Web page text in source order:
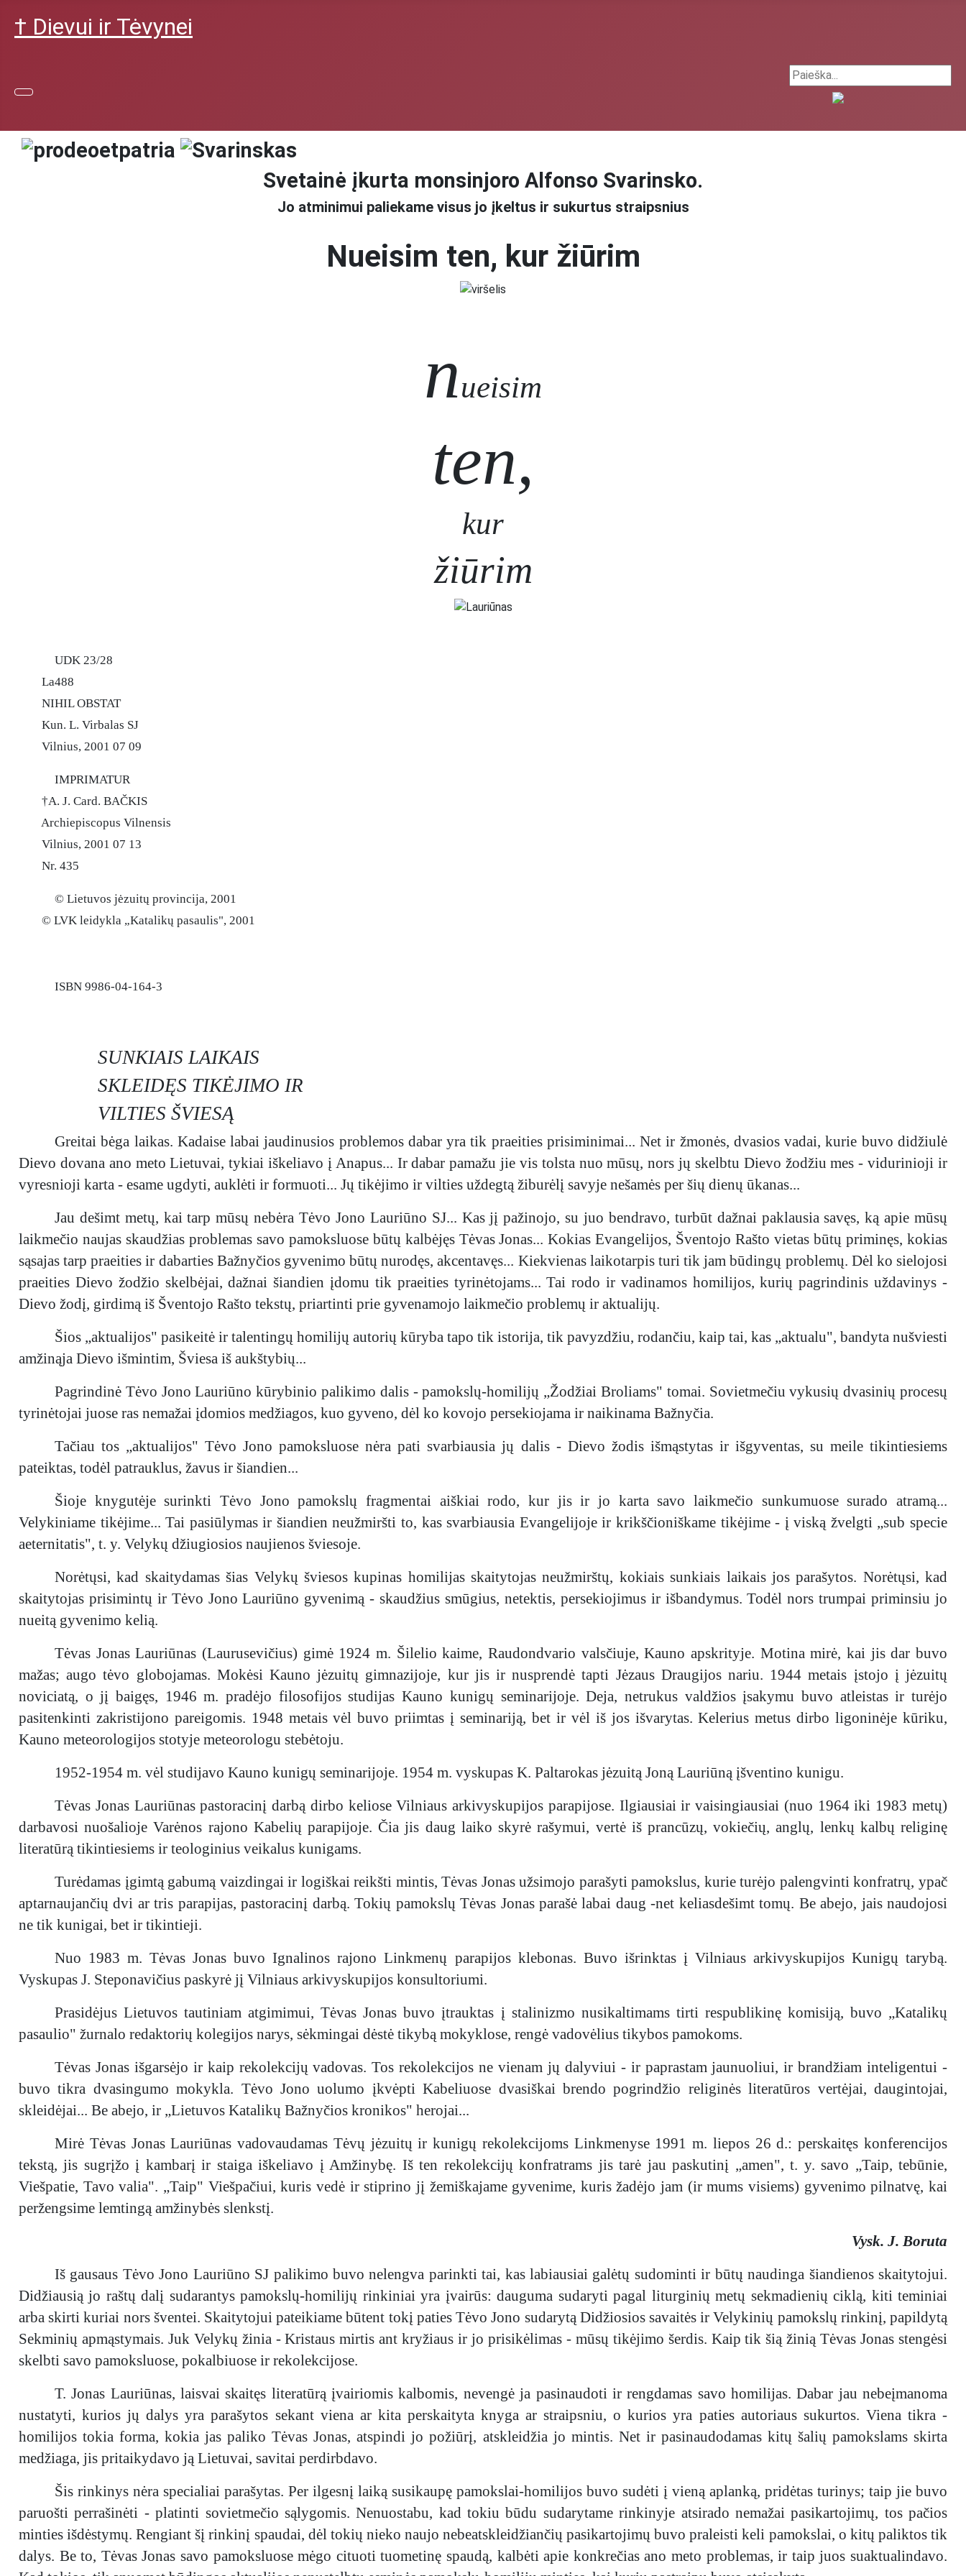
† Dievui ir Tėvynei
Search ...
Svetainė įkurta monsinjoro Alfonso Svarinsko.
Jo atminimui paliekame visus jo įkeltus ir sukurtus straipsnius
Nueisim ten, kur žiūrim
nueisim
ten,
kur
žiūrim
UDK 23/28
La488
NIHIL OBSTAT
Kun. L. Virbalas SJ
Vilnius, 2001 07 09
IMPRIMATUR
†A. J. Card. BAČKIS
Archiepiscopus Vilnensis
Vilnius, 2001 07 13
Nr. 435
© Lietuvos jėzuitų provincija, 2001
© LVK leidykla „Katalikų pasaulis", 2001
ISBN 9986-04-164-3
SUNKIAIS LAIKAIS
SKLEIDĘS TIKĖJIMO IR
VILTIES ŠVIESĄ
Greitai bėga laikas. Kadaise labai jaudinusios problemos dabar yra tik praeities prisiminimai... Net ir žmonės, dvasios vadai, kurie buvo didžiulė
Dievo dovana ano meto Lietuvai, tykiai iškeliavo į Anapus... Ir dabar pamažu jie vis tolsta nuo mūsų, nors jų skelbtu Dievo žodžiu mes - vidurinioji ir
vyresnioji karta - esame ugdyti, auklėti ir formuoti... Jų tikėjimo ir vilties uždegtą žiburėlį savyje nešamės per šių dienų ūkanas...
Jau dešimt metų, kai tarp mūsų nebėra Tėvo Jono Lauriūno SJ... Kas jį pažinojo, su juo bendravo, turbūt dažnai paklausia savęs, ką apie mūsų
laikmečio naujas skaudžias problemas savo pamoksluose būtų kalbėjęs Tėvas Jonas... Kokias Evangelijos, Šventojo Rašto vietas būtų priminęs, kokias
sąsajas tarp praeities ir dabarties Bažnyčios gyvenimo būtų nurodęs, akcentavęs... Kiekvienas laikotarpis turi tik jam būdingų problemų. Dėl ko sielojosi
praeities Dievo žodžio skelbėjai, dažnai šiandien įdomu tik praeities tyrinėtojams... Tai rodo ir vadinamos homilijos, kurių pagrindinis uždavinys -
Dievo žodį, girdimą iš Šventojo Rašto tekstų, priartinti prie gyvenamojo laikmečio problemų ir aktualijų.
Šios „aktualijos" pasikeitė ir talentingų homilijų autorių kūryba tapo tik istorija, tik pavyzdžiu, rodančiu, kaip tai, kas „aktualu", bandyta nušviesti
amžinąja Dievo išmintim, Šviesa iš aukštybių...
Pagrindinė Tėvo Jono Lauriūno kūrybinio palikimo dalis - pamokslų-homilijų „Žodžiai Broliams" tomai. Sovietmečiu vykusių dvasinių procesų
tyrinėtojai juose ras nemažai įdomios medžiagos, kuo gyveno, dėl ko kovojo persekiojama ir naikinama Bažnyčia.
Tačiau tos „aktualijos" Tėvo Jono pamoksluose nėra pati svarbiausia jų dalis - Dievo žodis išmąstytas ir išgyventas, su meile tikintiesiems
pateiktas, todėl patrauklus, žavus ir šiandien...
Šioje knygutėje surinkti Tėvo Jono pamokslų fragmentai aiškiai rodo, kur jis ir jo karta savo laikmečio sunkumuose surado atramą...
Velykiniame tikėjime... Tai pasiūlymas ir šiandien neužmiršti to, kas svarbiausia Evangelijoje ir krikščioniškame tikėjime - į viską žvelgti „sub specie
aeternitatis", t. y. Velykų džiugiosios naujienos šviesoje.
Norėtųsi, kad skaitydamas šias Velykų šviesos kupinas homilijas skaitytojas neužmirštų, kokiais sunkiais laikais jos parašytos. Norėtųsi, kad
skaitytojas prisimintų ir Tėvo Jono Lauriūno gyvenimą - skaudžius smūgius, netektis, persekiojimus ir išbandymus. Todėl nors trumpai priminsiu jo
nueitą gyvenimo kelią.
Tėvas Jonas Lauriūnas (Laurusevičius) gimė 1924 m. Šilelio kaime, Raudondvario valsčiuje, Kauno apskrityje. Motina mirė, kai jis dar buvo
mažas; augo tėvo globojamas. Mokėsi Kauno jėzuitų gimnazijoje, kur jis ir nusprendė tapti Jėzaus Draugijos nariu. 1944 metais įstojo į jėzuitų
noviciatą, o jį baigęs, 1946 m. pradėjo filosofijos studijas Kauno kunigų seminarijoje. Deja, netrukus valdžios įsakymu buvo atleistas ir turėjo
pasitenkinti zakristijono pareigomis. 1948 metais vėl buvo priimtas į seminariją, bet ir vėl iš jos išvarytas. Kelerius metus dirbo ligoninėje kūriku,
Kauno meteorologijos stotyje meteorologu stebėtoju.
1952-1954 m. vėl studijavo Kauno kunigų seminarijoje. 1954 m. vyskupas K. Paltarokas jėzuitą Joną Lauriūną įšventino kunigu.
Tėvas Jonas Lauriūnas pastoracinį darbą dirbo keliose Vilniaus arkivyskupijos parapijose. Ilgiausiai ir vaisingiausiai (nuo 1964 iki 1983 metų)
darbavosi nuošalioje Varėnos rajono Kabelių parapijoje. Čia jis daug laiko skyrė rašymui, vertė iš prancūzų, vokiečių, anglų, lenkų kalbų religinę
literatūrą tikintiesiems ir teologinius veikalus kunigams.
Turėdamas įgimtą gabumą vaizdingai ir logiškai reikšti mintis, Tėvas Jonas užsimojo parašyti pamokslus, kurie turėjo palengvinti konfratrų, ypač
aptarnaujančių dvi ar tris parapijas, pastoracinį darbą. Tokių pamokslų Tėvas Jonas parašė labai daug -net keliasdešimt tomų. Be abejo, jais naudojosi
ne tik kunigai, bet ir tikintieji.
Nuo 1983 m. Tėvas Jonas buvo Ignalinos rajono Linkmenų parapijos klebonas. Buvo išrinktas į Vilniaus arkivyskupijos Kunigų tarybą.
Vyskupas J. Steponavičius paskyrė jį Vilniaus arkivyskupijos konsultoriumi.
Prasidėjus Lietuvos tautiniam atgimimui, Tėvas Jonas buvo įtrauktas į stalinizmo nusikaltimams tirti respublikinę komisiją, buvo „Katalikų
pasaulio" žurnalo redaktorių kolegijos narys, sėkmingai dėstė tikybą mokyklose, rengė vadovėlius tikybos pamokoms.
Tėvas Jonas išgarsėjo ir kaip rekolekcijų vadovas. Tos rekolekcijos ne vienam jų dalyviui - ir paprastam jaunuoliui, ir brandžiam inteligentui -
buvo tikra dvasingumo mokykla. Tėvo Jono uolumo įkvėpti Kabeliuose dvasiškai brendo pogrindžio religinės literatūros vertėjai, daugintojai,
skleidėjai... Be abejo, ir „Lietuvos Katalikų Bažnyčios kronikos" herojai...
Mirė Tėvas Jonas Lauriūnas vadovaudamas Tėvų jėzuitų ir kunigų rekolekcijoms Linkmenyse 1991 m. liepos 26 d.: perskaitęs konferencijos
tekstą, jis sugrįžo į kambarį ir staiga iškeliavo į Amžinybę. Iš ten rekolekcijų konfratrams jis tarė jau paskutinį „amen", t. y. savo „Taip, tebūnie,
Viešpatie, Tavo valia". „Taip" Viešpačiui, kuris vedė ir stiprino jį žemiškajame gyvenime, kuris žadėjo jam (ir mums visiems) gyvenimo pilnatvę, kai
peržengsime lemtingą amžinybės slenkstį.
Vysk. J. Boruta
Iš gausaus Tėvo Jono Lauriūno SJ palikimo buvo nelengva parinkti tai, kas labiausiai galėtų sudominti ir būtų naudinga šiandienos skaitytojui.
Didžiausią jo raštų dalį sudarantys pamokslų-homilijų rinkiniai yra įvairūs: dauguma sudaryti pagal liturginių metų sekmadienių ciklą, kiti teminiai
arba skirti kuriai nors šventei. Skaitytojui pateikiame būtent tokį paties Tėvo Jono sudarytą Didžiosios savaitės ir Velykinių pamokslų rinkinį, papildytą
Sekminių apmąstymais. Juk Velykų žinia - Kristaus mirtis ant kryžiaus ir jo prisikėlimas - mūsų tikėjimo šerdis. Kaip tik šią žinią Tėvas Jonas stengėsi
skelbti savo pamoksluose, pokalbiuose ir rekolekcijose.
T. Jonas Lauriūnas, laisvai skaitęs literatūrą įvairiomis kalbomis, nevengė ja pasinaudoti ir rengdamas savo homilijas. Dabar jau nebeįmanoma
nustatyti, kurios jų dalys yra parašytos sekant viena ar kita perskaityta knyga ar straipsniu, o kurios yra paties autoriaus sukurtos. Viena tikra -
homilijos tokia forma, kokia jas paliko Tėvas Jonas, atspindi jo požiūrį, atskleidžia jo mintis. Net ir pasinaudodamas kitų šalių pamokslams skirta
medžiaga, jis pritaikydavo ją Lietuvai, savitai perdirbdavo.
Šis rinkinys nėra specialiai parašytas. Per ilgesnį laiką susikaupę pamokslai-homilijos buvo sudėti į vieną aplanką, pridėtas turinys; taip jie buvo
paruošti perrašinėti - platinti sovietmečio sąlygomis. Nenuostabu, kad tokiu būdu sudarytame rinkinyje atsirado nemažai pasikartojimų, tos pačios
minties išdėstymų. Rengiant šį rinkinį spaudai, dėl tokių nieko naujo nebeatskleidžiančių pasikartojimų buvo praleisti keli pamokslai, o kitų paliktos tik
dalys. Be to, Tėvas Jonas savo pamoksluose mėgo cituoti tuometinę spaudą, kalbėti apie konkrečias ano meto problemas, ir taip juos suaktualindavo.